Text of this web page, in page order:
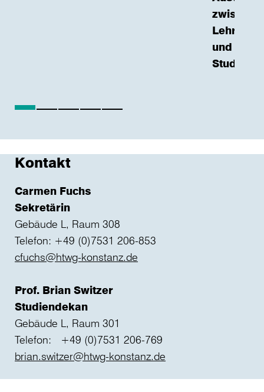
zwischen
und
Kontakt
Carmen Fuchs
Sekretärin
Gebäude L, Raum 308
Telefon: +49 (0)7531 206-853
cfuchs@htwg-konstanz.de
Prof. Brian Switzer
Studiendekan
Gebäude L, Raum 301
Telefon: +49 (0)7531 206-769
brian.switzer@htwg-konstanz.de